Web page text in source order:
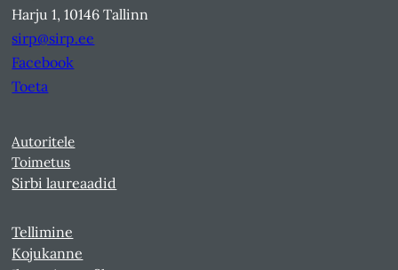
Harju 1, 10146 Tallinn
sirp@sirp.ee
Facebook
Toeta
Autoritele
Toimetus
Sirbi laureaadid
Tellimine
Kojukanne